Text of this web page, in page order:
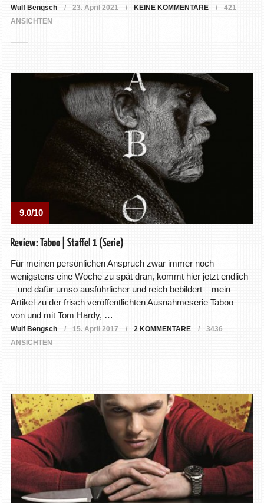
Wulf Bengsch 23. April 2021 KEINE KOMMENTARE
421
ANSICHTEN
9.0/10
Review: Taboo | Staffel 1 (Serie)
Für meinen persönlichen Anspruch zwar immer noch
wenigstens eine Woche zu spät dran, kommt hier jetzt endlich
– und dafür umso ausführlicher und reich bebildert – mein
Artikel zu der frisch veröffentlichten Ausnahmeserie Taboo –
von und mit Tom Hardy, …
Wulf Bengsch 15. April 2017 2 KOMMENTARE
3436
ANSICHTEN